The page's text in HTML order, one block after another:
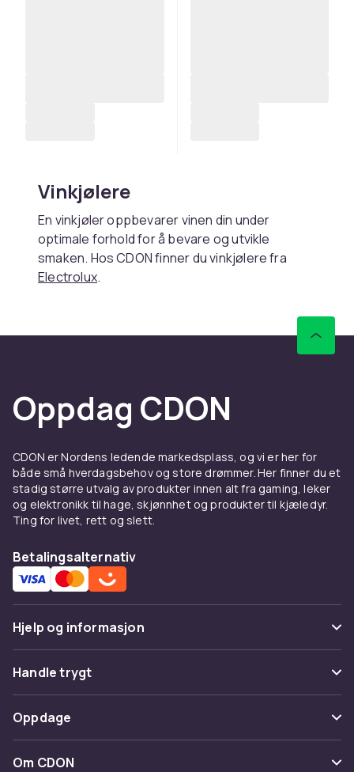
Vinkjølere
En vinkjøler oppbevarer vinen din under
optimale forhold for å bevare og utvikle
smaken. Hos CDON finner du vinkjølere fra
Electrolux.
lavere vibrasjonsnivå.
Enkelt-sone vinkjøler holder én temperatur.
Dobbel-sone vinkjøler har to separate
Frittstående vinkjølere plasseres der som
helst i kjøkkenet. Innebyggingsvinkjølere
monteres under benken.
Hos CDON finner du vinkjølere fra kjente
merker til konkurransedyktige priser med trygt
kjøp og rask levering.
Hos CDON finner du et komplett sortiment av
hvitevarer fraSamsung,LG,Bosch,Siemens,
AEGogElectrolux
etter ny oppvaskmaskin, komfyr, stekeplate,
kjøkkenventilator, kjøleskap eller fryser, finner
du riktig produkt i vårt brede sortiment.
Oppdag CDON
CDON er Nordens ledende markedsplass, og vi er her for
både små hverdagsbehov og store drømmer. Her finner du et
stadig større utvalg av produkter innen alt fra gaming, leker
og elektronikk til hage, skjønnhet og produkter til kjæledyr.
Ting for livet, rett og slett.
Betalingsalternativ
Hjelp og informasjon
Vanlige spørsmål
Spor pakke
Angre & returner her
Kontakt oss
Handle trygt
Betaling
Levering
Oppdage
Kategorier
Om CDON